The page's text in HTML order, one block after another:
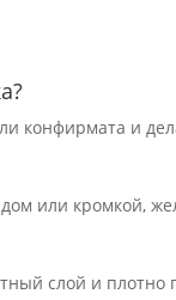
конфирмата и
или кромкой,
слой и плотно